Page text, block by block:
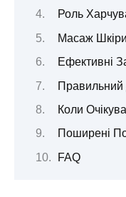
Роль
Масаж
Ефективні
Правильний
Коли
Поширені
FAQ